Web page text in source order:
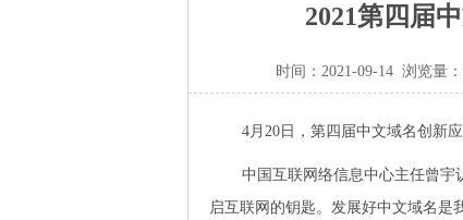
2021第四届
时间：2021-09-14 浏览量
4月20日，第四届中文域名创新
中国互联网络信息中心主任曾宇
启互联网的钥匙。发展好中文域名是